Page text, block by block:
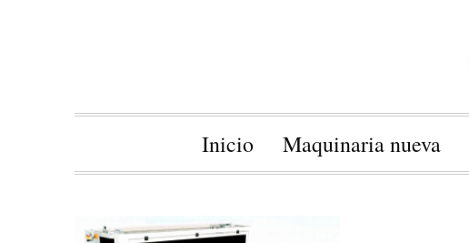
Inicio Maquinaria nueva